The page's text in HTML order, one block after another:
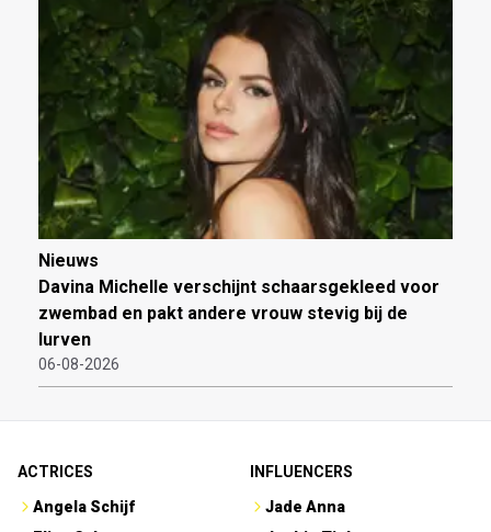
Nieuws
Davina Michelle verschijnt schaarsgekleed voor
zwembad en pakt andere vrouw stevig bij de
lurven
06-08-2026
ACTRICES
Angela Schijf
INFLUENCERS
Jade Anna